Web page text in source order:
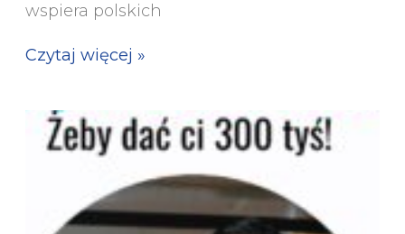
wspiera polskich
Czytaj więcej »